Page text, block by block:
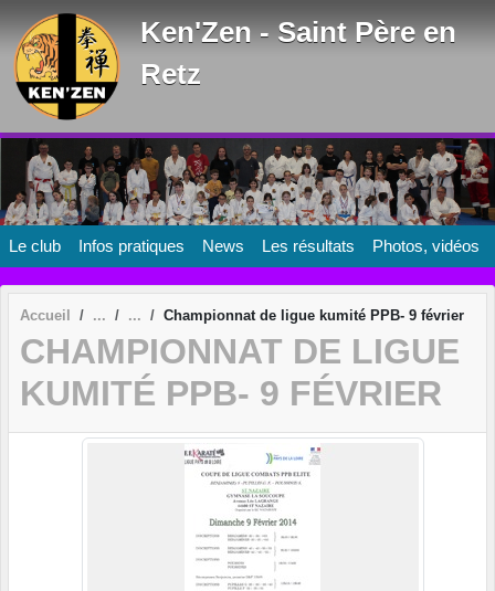
Ken'Zen - Saint Père en
Retz
Le club Infos pratiques News Les résultats Photos, vidéos
Accueil Championnat de ligue kumité PPB- 9 février
CHAMPIONNAT DE LIGUE
KUMITÉ PPB- 9 FÉVRIER
Panneau de gestion des cookies